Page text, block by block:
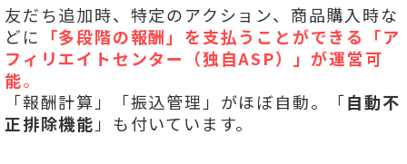
友だち追加時、特定のアクション、商品購入時な
どに 「多段階の報酬」を支払うことができる「ア
フィリエイトセンター（独自ASP）」が運営可
能。
「報酬計算」「振込管理」がほぼ自動。「自動不
正排除機能 」も付いています。